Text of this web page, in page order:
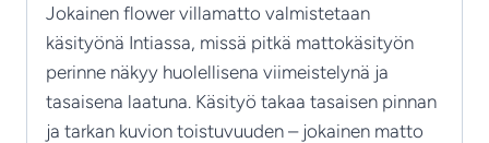
Jokainen flower villamatto valmistetaan
käsityönä Intiassa, missä pitkä mattokäsityön
perinne näkyy huolellisena viimeistelynä ja
tasaisena laatuna. Käsityö takaa tasaisen pinnan
ja tarkan kuvion toistuvuuden – jokainen matto